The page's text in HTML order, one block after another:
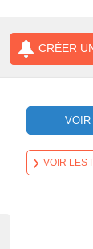
CRÉER
VOIR
VOIR LES